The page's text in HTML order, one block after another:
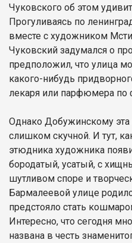
Чуковского об этом
Прогуливаясь по
вместе с художником
Чуковский задумался о
предположил, что улица
какого-нибудь
лекаря или парфюмера по
Однако Добужинскому эта
слишком скучной. И тут,
этюдника художника
бородатый, усатый, с
шутливом споре и
Бармалеевой улице
предстояло стать
Интересно, что сегодня
названа в честь